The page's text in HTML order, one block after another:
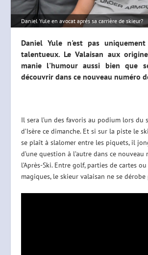
Daniel Yule en avocat après sa carrière de skieur?
Daniel Yule n'est pas
talentueux. Le Valaisan aux
manie l'humour aussi bien que
découvrir dans ce nouveau numéro
Il sera l’un des favoris au podium lors du
d’Isère ce dimanche. Et si sur la piste le
se plaît à slalomer entre les piquets, il
d’une question à l’autre dans ce nouveau
l’Après-Ski. Entre golf, parties de cartes
magiques, le skieur valaisan ne se dérobe